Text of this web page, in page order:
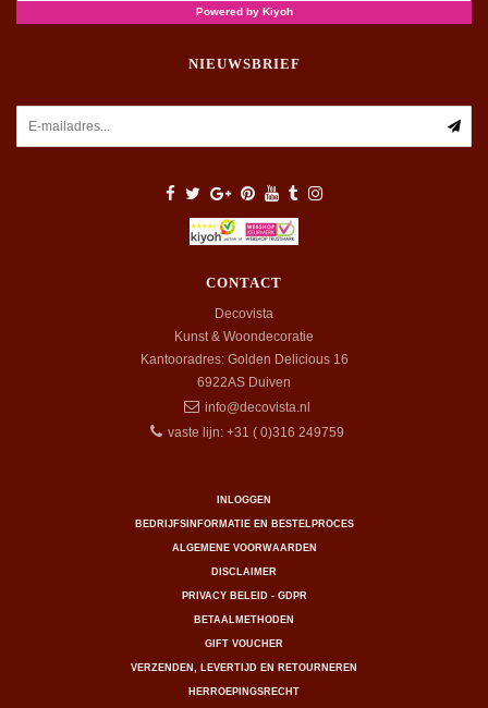
NIEUWSBRIEF
CONTACT
Decovista
Kunst & Woondecoratie
Kantooradres: Golden Delicious 16
6922AS Duiven
info@decovista.nl
vaste lijn: +31 ( 0)316 249759
INLOGGEN
BEDRIJFSINFORMATIE EN BESTELPROCES
ALGEMENE VOORWAARDEN
DISCLAIMER
PRIVACY BELEID - GDPR
BETAALMETHODEN
GIFT VOUCHER
VERZENDEN, LEVERTIJD EN RETOURNEREN
HERROEPINGSRECHT